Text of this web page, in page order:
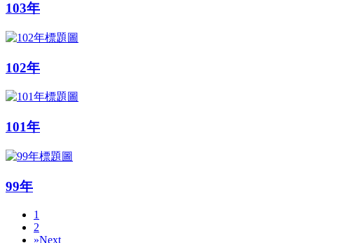
103年
102年
101年
99年
1
2
»Next